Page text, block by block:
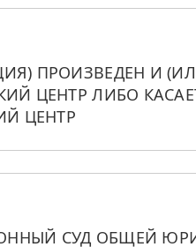
ПРОИЗВЕДЕН И
ЦЕНТР ЛИБО
ЦЕНТР
СУД ОБЩЕЙ